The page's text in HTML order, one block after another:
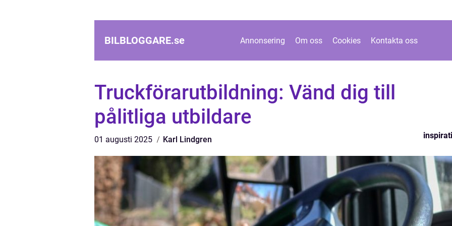
BILBLOGGARE.se Annonsering Om oss Cookies Kontakta oss
Truckförarutbildning: Vänd dig till
pålitliga utbildare
01 augusti 2025 Karl Lindgren